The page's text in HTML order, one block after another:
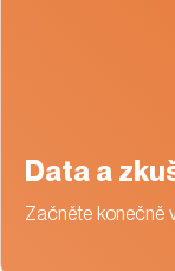
Data a
Začněte konečně